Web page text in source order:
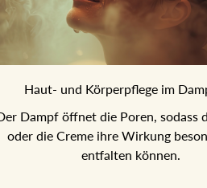
Der Dampf öffnet die Poren, sodass
oder die Creme ihre Wirkung